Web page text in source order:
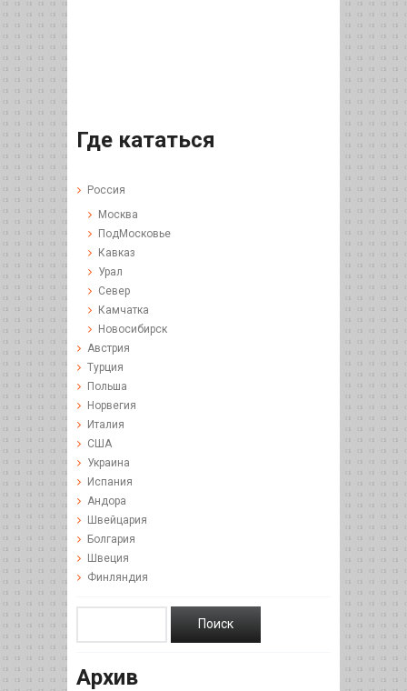
Где кататься
Россия
Москва
ПодМосковье
Кавказ
Урал
Север
Камчатка
Новосибирск
Австрия
Турция
Польша
Норвегия
Италия
США
Украина
Испания
Андора
Швейцария
Болгария
Швеция
Финляндия
Архив